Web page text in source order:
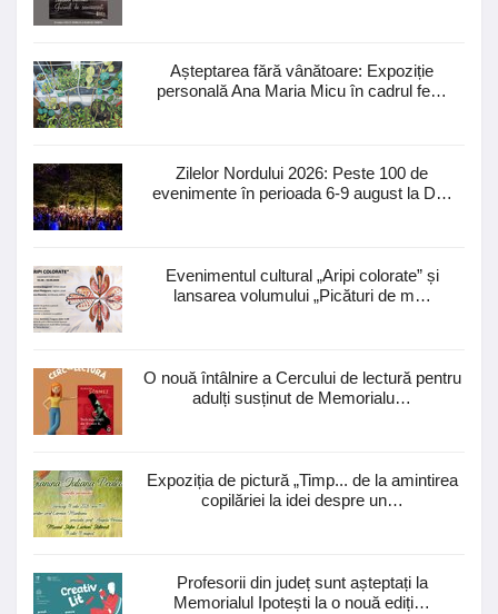
Așteptarea fără vânătoare: Expoziție
personală Ana Maria Micu în cadrul fe…
Zilelor Nordului 2026: Peste 100 de
evenimente în perioada 6-9 august la D…
Evenimentul cultural „Aripi colorate” și
lansarea volumului „Picături de m…
O nouă întâlnire a Cercului de lectură pentru
adulți susținut de Memorialu…
Expoziția de pictură „Timp... de la amintirea
copilăriei la idei despre un…
Profesorii din județ sunt așteptați la
Memorialul Ipotești la o nouă ediți…